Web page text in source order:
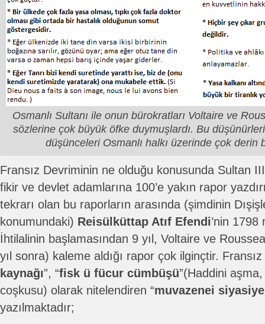
Osmanlı Sultanı ile onun bürokratları Voltaire ve
sözlerine çok büyük öfke duymuşlardı. Bu
düşünceleri Osmanlı halkı üzerinde çok derin
Fransız Devriminin ne olduğu konusunda Sultan
fikir ve devlet adamlarına 100’e yakın rapor
tekrarı olan bu raporların arasında (şimdinin
konumundaki) Reisülküttap Atıf Efendi’nin 1798
İhtilalinin başlamasından 9 yıl, Voltaire ve
yıl sonra) kaleme aldığı rapor çok ilginçtir.
kaynağı”, “fisk ü fücur cümbüşü”(Haddini
coşkusu) olarak nitelendiren “muvazenei
yazılmaktadır;